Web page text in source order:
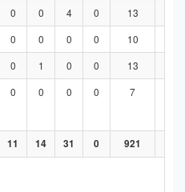
0 0 4 0 13
0 0 0 0 10
0 1 0 0 13
0 0 0 0 7
11 14 31 0 921